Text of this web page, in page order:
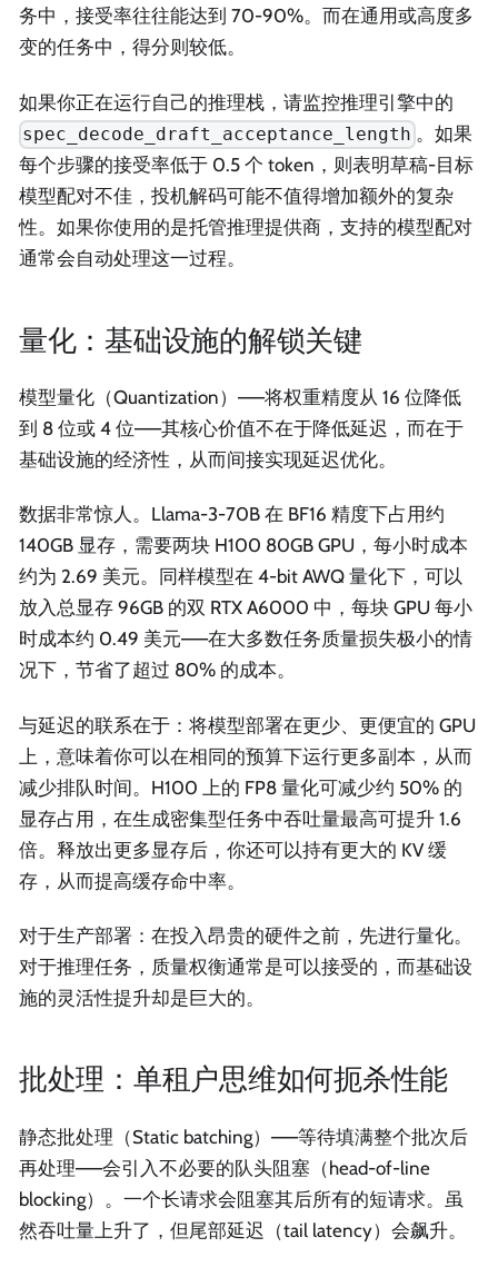
务中，接受率往往能达到 70-90%。而在通用或高度多
变的任务中，得分则较低。
如果你正在运行自己的推理栈，请监控推理引擎中的
spec_decode_draft_acceptance_length 。如果
每个步骤的接受率低于 0.5 个 token，则表明草稿-目标
模型配对不佳，投机解码可能不值得增加额外的复杂
性。如果你使用的是托管推理提供商，支持的模型配对
通常会自动处理这一过程。
量化：基础设施的解锁关键
模型量化（Quantization）——将权重精度从 16 位降低
到 8 位或 4 位——其核心价值不在于降低延迟，而在于
基础设施的经济性，从而间接实现延迟优化。
数据非常惊人。Llama-3-70B 在 BF16 精度下占用约
140GB 显存，需要两块 H100 80GB GPU，每小时成本
约为 2.69 美元。同样模型在 4-bit AWQ 量化下，可以
放入总显存 96GB 的双 RTX A6000 中，每块 GPU 每小
时成本约 0.49 美元——在大多数任务质量损失极小的情
况下，节省了超过 80% 的成本。
与延迟的联系在于：将模型部署在更少、更便宜的 GPU
上，意味着你可以在相同的预算下运行更多副本，从而
减少排队时间。H100 上的 FP8 量化可减少约 50% 的
显存占用，在生成密集型任务中吞吐量最高可提升 1.6
倍。释放出更多显存后，你还可以持有更大的 KV 缓
存，从而提高缓存命中率。
对于生产部署：在投入昂贵的硬件之前，先进行量化。
对于推理任务，质量权衡通常是可以接受的，而基础设
施的灵活性提升却是巨大的。
批处理：单租户思维如何扼杀性能
静态批处理（Static batching）——等待填满整个批次后
再处理——会引入不必要的队头阻塞（head-of-line
blocking）。一个长请求会阻塞其后所有的短请求。虽
然吞吐量上升了，但尾部延迟（tail latency）会飙升。